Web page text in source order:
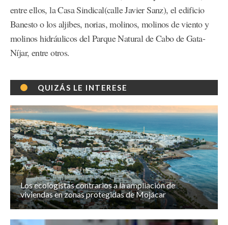
entre ellos, la Casa Sindical(calle Javier Sanz), el edificio
Banesto o los aljibes, norias, molinos, molinos de viento y
molinos hidráulicos del Parque Natural de Cabo de Gata-
Níjar, entre otros.
QUIZÁS LE INTERESE
Los ecologistas contrarios a la ampliación de
viviendas en zonas protegidas de Mojácar